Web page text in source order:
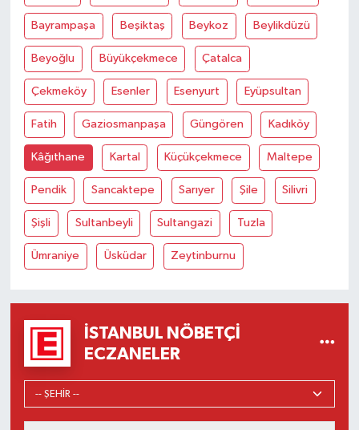
Bayrampaşa Beşiktaş Beykoz Beylikdüzü
Beyoğlu Büyükçekmece Çatalca
Çekmeköy Esenler Esenyurt Eyüpsultan
Fatih Gaziosmanpaşa Güngören Kadıköy
Kâğıthane Kartal Küçükçekmece Maltepe
Pendik Sancaktepe Sarıyer Şile Silivri
Şişli Sultanbeyli Sultangazi Tuzla
Ümraniye Üsküdar Zeytinburnu
İSTANBUL NÖBETÇI
ECZANELER